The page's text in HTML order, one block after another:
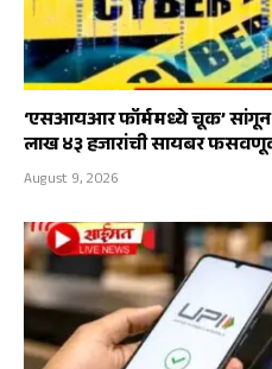
‘एसआयआर फॉर्ममध्ये चूक’ सांगून
लाख ४३ हजारांची सायबर
August 9, 2026